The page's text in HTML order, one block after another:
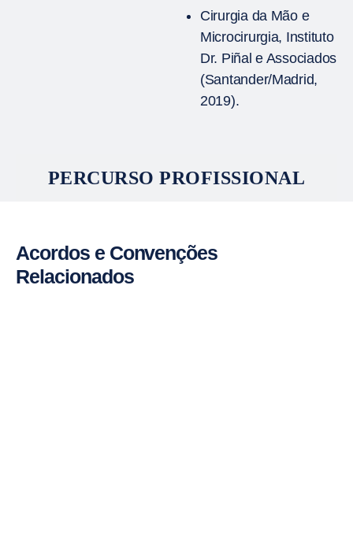
PERCURSO PROFISSIONAL
Cirurgia da Mão e
Microcirurgia, Instituto
Dr. Piñal e Associados
(Santander/Madrid,
2019).
Acordos e Convenções
Relacionados